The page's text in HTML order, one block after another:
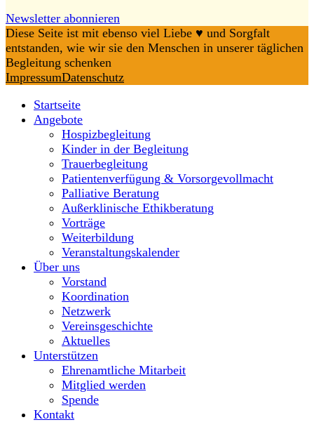
Newsletter abonnieren
Diese Seite ist mit ebenso viel Liebe ♥️ und Sorgfalt
entstanden, wie wir sie den Menschen in unserer täglichen
Begleitung schenken
ImpressumDatenschutz
Startseite
Angebote
Hospizbegleitung
Kinder in der Begleitung
Trauerbegleitung
Patientenverfügung & Vorsorgevollmacht
Palliative Beratung
Außerklinische Ethikberatung
Vorträge
Weiterbildung
Veranstaltungskalender
Über uns
Vorstand
Koordination
Netzwerk
Vereinsgeschichte
Aktuelles
Unterstützen
Ehrenamtliche Mitarbeit
Mitglied werden
Spende
Kontakt